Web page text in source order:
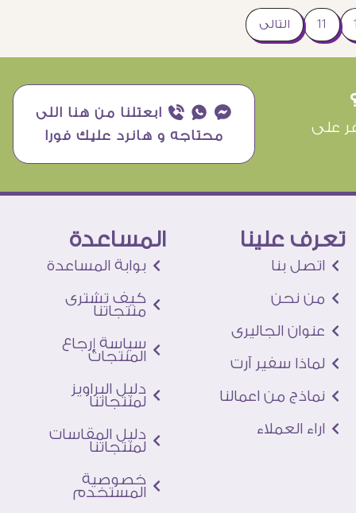
11 التالى
على
¥ ₧ ƒ ابعتلنا من هنا اللى
محتاجه و هانرد عليك فورا
تعرف علينا
اتصل بنا
من نحن
عنوان الجاليرى
لماذا سفير آرت
نماذج من اعمالنا
اراء العملاء
المساعدة
بوابة المساعدة
كيف تشترى
منتجاتنا
سياسة إرجاع
المنتجات
دليل البراويز
لمنتجاتنا
دليل المقاسات
لمنتجاتنا
خصوصية
المستخدم